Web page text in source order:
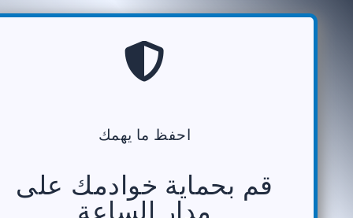
احفظ ما يهمك
قم بحماية خوادمك على
مدار الساعة